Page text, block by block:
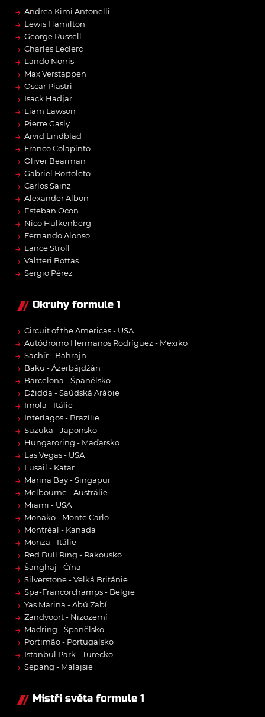
→ Andrea Kimi Antonelli
→ Lewis Hamilton
→ George Russell
→ Charles Leclerc
→ Lando Norris
→ Max Verstappen
→ Oscar Piastri
→ Isack Hadjar
→ Liam Lawson
→ Pierre Gasly
→ Arvid Lindblad
→ Franco Colapinto
→ Oliver Bearman
→ Gabriel Bortoleto
→ Carlos Sainz
→ Alexander Albon
→ Esteban Ocon
→ Nico Hülkenberg
→ Fernando Alonso
→ Lance Stroll
→ Valtteri Bottas
→ Sergio Pérez
Okruhy formule 1
→ Circuit of the Americas - USA
→ Autódromo Hermanos Rodríguez - Mexiko
→ Sachír - Bahrajn
→ Baku - Ázerbájdžán
→ Barcelona - Španělsko
→ Džidda - Saúdská Arábie
→ Imola - Itálie
→ Interlagos - Brazílie
→ Suzuka - Japonsko
→ Hungaroring - Maďarsko
→ Las Vegas - USA
→ Lusail - Katar
→ Marina Bay - Singapur
→ Melbourne - Austrálie
→ Miami - USA
→ Monako - Monte Carlo
→ Montréal - Kanada
→ Monza - Itálie
→ Red Bull Ring - Rakousko
→ Šanghaj - Čína
→ Silverstone - Velká Británie
→ Spa-Francorchamps - Belgie
→ Yas Marina - Abú Zabí
→ Zandvoort - Nizozemí
→ Madring - Španělsko
→ Portimão - Portugalsko
→ Istanbul Park - Turecko
→ Sepang - Malajsie
Mistři světa formule 1